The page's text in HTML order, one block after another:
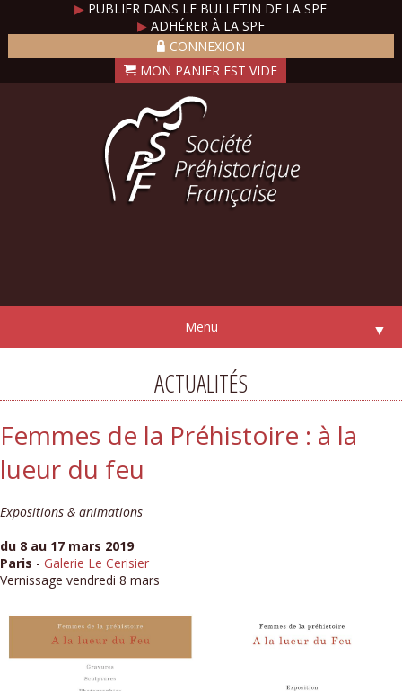
▶ PUBLIER DANS LE BULLETIN DE LA SPF
▶ADHÉRER À LA SPF
CONNEXION
Menu ▼
ACTUALITÉS
Femmes de la Préhistoire : à la
lueur du feu
Expositions & animations
du 8 au 17 mars 2019
Paris - Galerie Le Cerisier
Vernissage vendredi 8 mars